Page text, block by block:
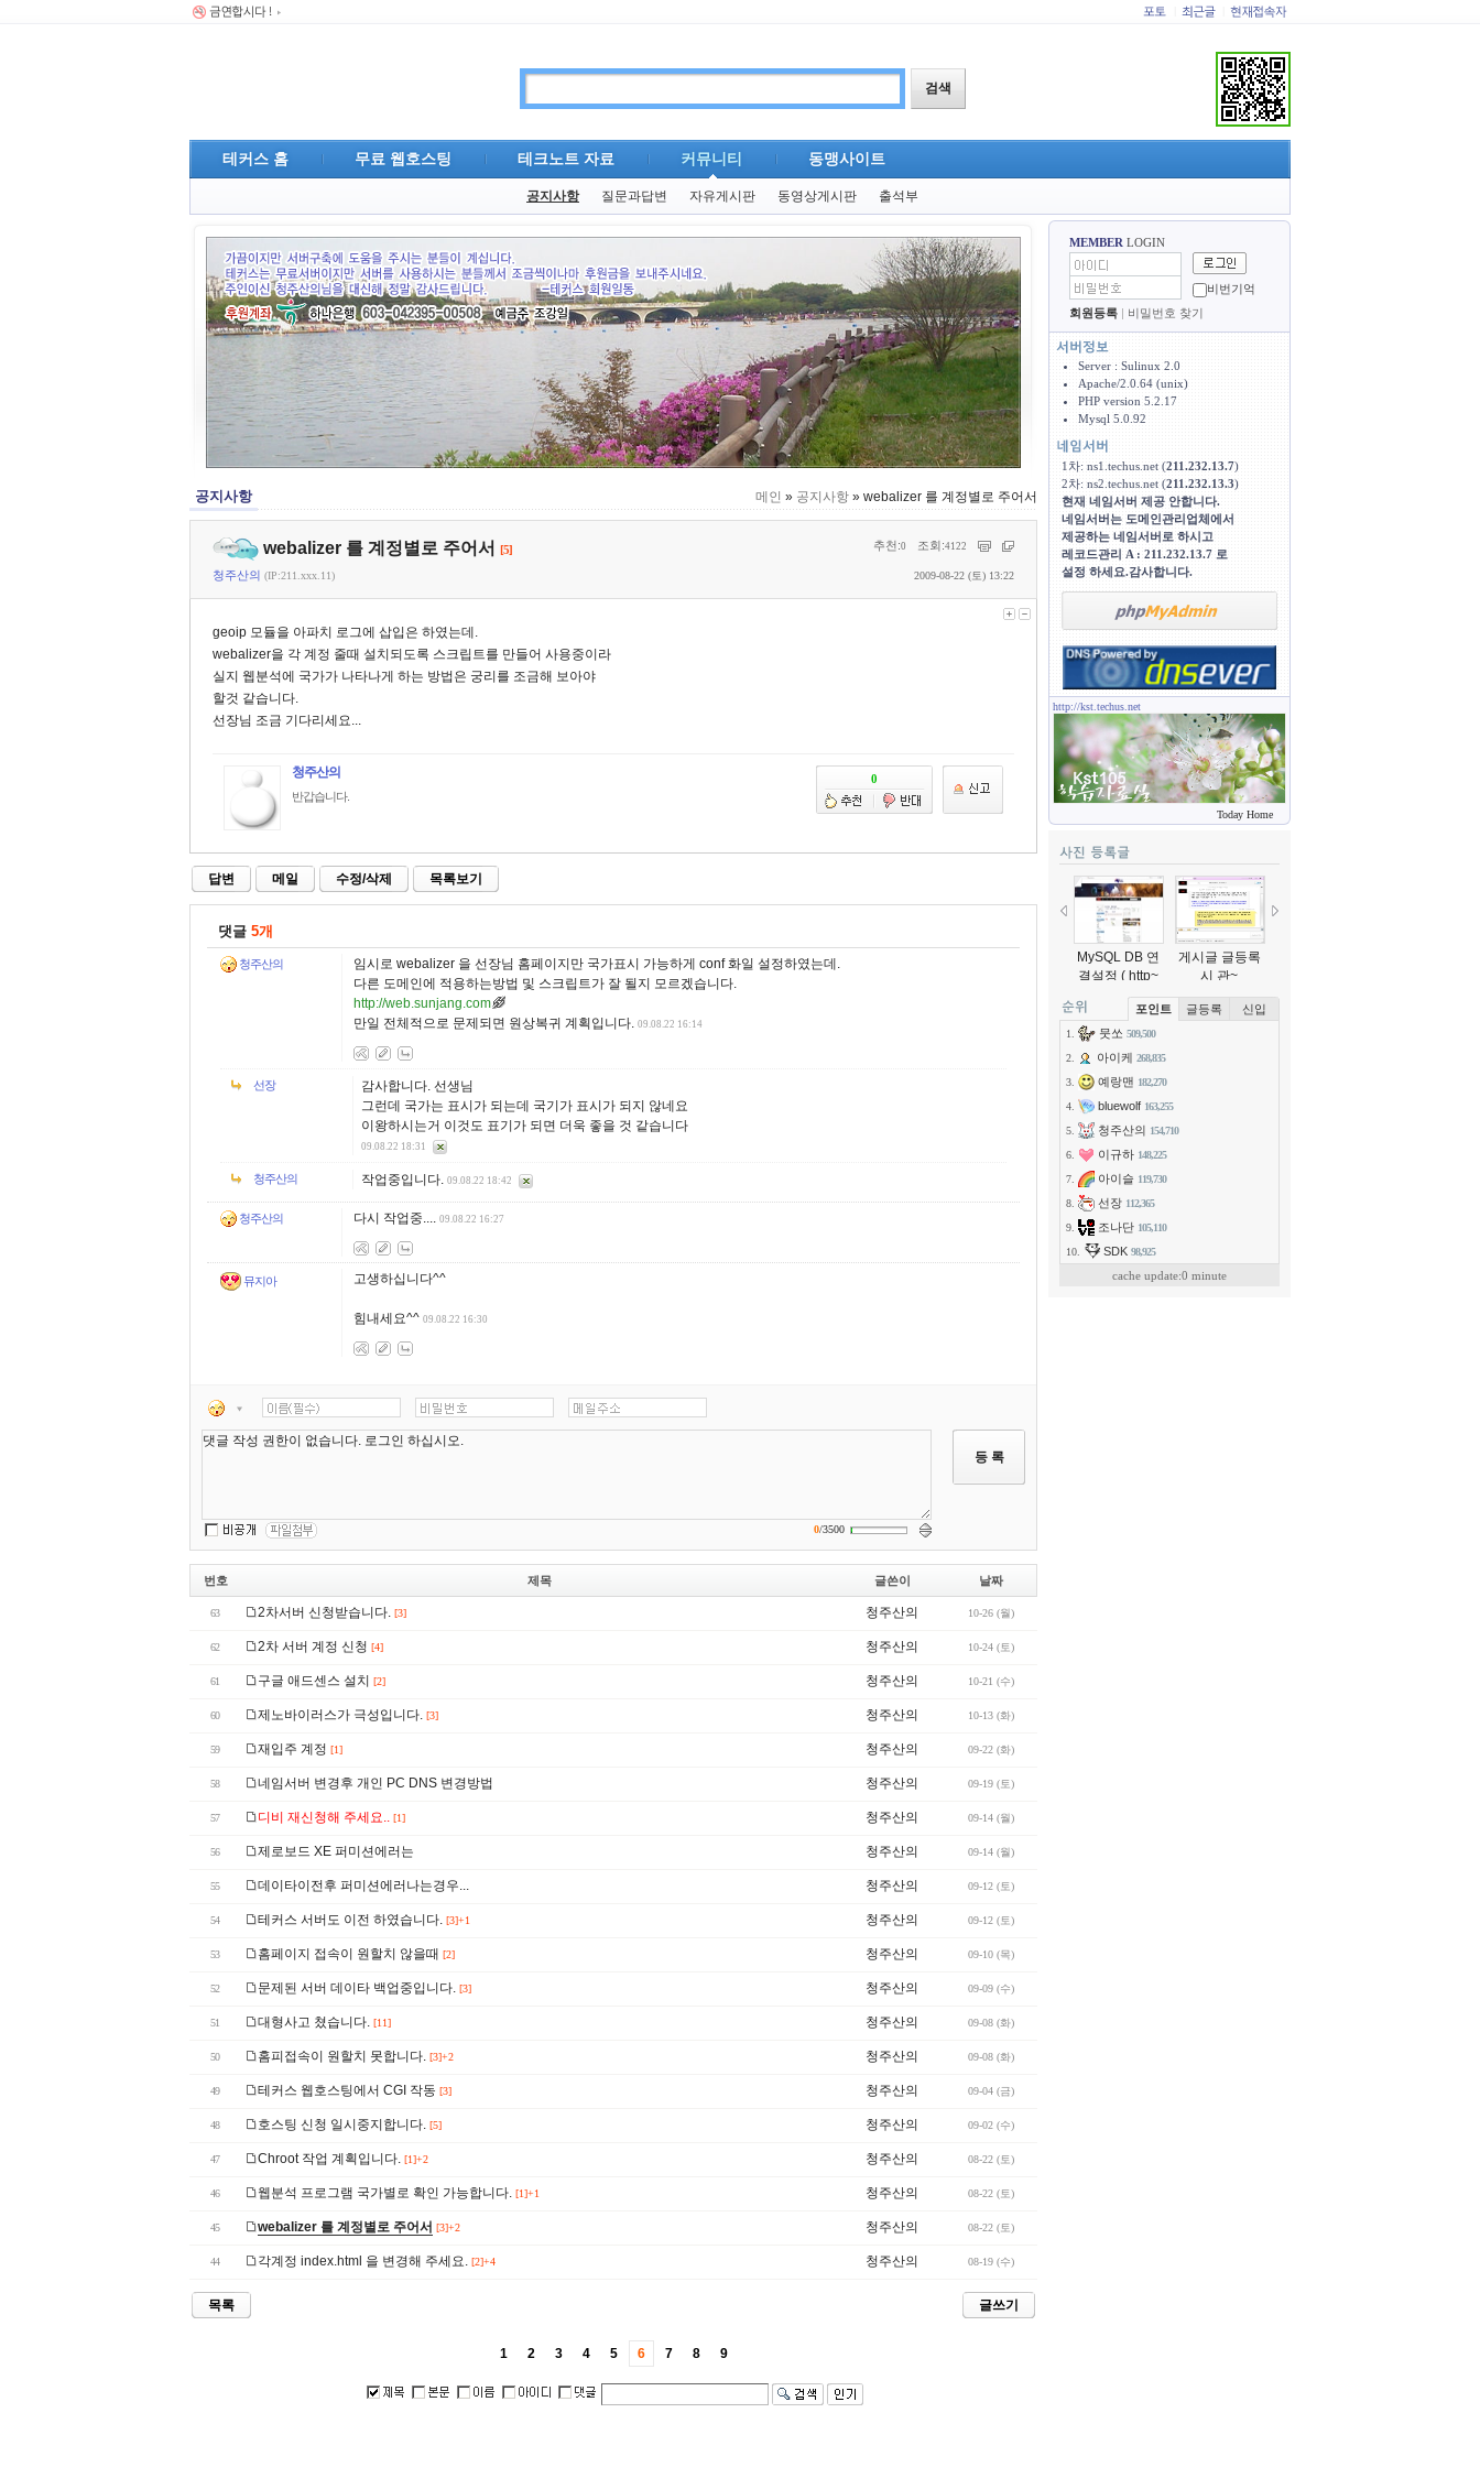
테커스 홈 무료 웹호스팅 테크노트 자료 커뮤니티 동맹사이트
공지사항 질문과답변 자유게시판 동영상게시판 출석부
MEMBER LOGIN
비번기억
회원등록 | 비밀번호 찾기
Server : Sulinux 2.0
Apache/2.0.64 (unix)
PHP version 5.2.17
Mysql 5.0.92
1차: ns1.techus.net (211.232.13.7)
2차: ns2.techus.net (211.232.13.3)
현재 네임서버 제공 안합니다.
네임서버는 도메인관리업체에서
제공하는 네임서버로 하시고
레코드관리 A : 211.232.13.7 로
설정 하세요.감사합니다.
http://kst.techus.net
Today Home
MySQL DB 연
결설정 ( http~
게시글 글등록
시 관~
포인트 글등록 신입
1. 뭇쏘 509,500
2.
아이케 268,835
3.
예랑맨 182,270
4.
bluewolf 163,255
5.
청주산의 154,710
6.
이규하 148,225
7.
아이슬 119,730
8.
선장 112,365
9.
조나단 105,110
10.
SDK 98,925
cache update:0 minute
공지사항 메인 » 공지사항 » webalizer 를 계정별로 주어서
추천:0 조회:4122
webalizer 를 계정별로 주어서 [5]
2009-08-22 (토) 13:22
청주산의 (IP:211.xxx.11)
geoip 모듈을 아파치 로그에 삽입은 하였는데.
webalizer을 각 계정 줄때 설치되도록 스크립트를 만들어 사용중이라
실지 웹분석에 국가가 나타나게 하는 방법은 궁리를 조금해 보아야
할것 같습니다.
선장님 조금 기다리세요...
청주산의
반갑습니다.
답변 메일 수정/삭제 목록보기
댓글 5개
청주산의
임시로 webalizer 을 선장님 홈페이지만 국가표시 가능하게 conf 화일 설정하였는데.
다른 도메인에 적용하는방법 및 스크립트가 잘 될지 모르겠습니다.
http://web.sunjang.com
만일 전체적으로 문제되면 원상복귀 계획입니다. 09.08.22 16:14
선장
감사합니다. 선생님
그런데 국가는 표시가 되는데 국기가 표시가 되지 않네요
이왕하시는거 이것도 표기가 되면 더욱 좋을 것 같습니다
09.08.22 18:31
청주산의 작업중입니다. 09.08.22 18:42
청주산의 다시 작업중.... 09.08.22 16:27
뮤지아 고생하십니다^^
힘내세요^^ 09.08.22 16:30
0/3500
번호 제목 글쓴이 날짜
63 2차서버 신청받습니다. [3] 청주산의 10-26 (월)
62 2차 서버 계정 신청 [4] 청주산의 10-24 (토)
61 구글 애드센스 설치 [2] 청주산의 10-21 (수)
60 제노바이러스가 극성입니다. [3] 청주산의 10-13 (화)
59 재입주 계정 [1] 청주산의 09-22 (화)
58 네임서버 변경후 개인 PC DNS 변경방법 청주산의 09-19 (토)
57 디비 재신청해 주세요.. [1] 청주산의 09-14 (월)
56 제로보드 XE 퍼미션에러는 청주산의 09-14 (월)
55 데이타이전후 퍼미션에러나는경우... 청주산의 09-12 (토)
54 테커스 서버도 이전 하였습니다. [3]+1 청주산의 09-12 (토)
53 홈페이지 접속이 원할치 않을때 [2] 청주산의 09-10 (목)
52 문제된 서버 데이타 백업중입니다. [3] 청주산의 09-09 (수)
51 대형사고 쳤습니다. [11] 청주산의 09-08 (화)
50 홈피접속이 원할치 못합니다. [3]+2 청주산의 09-08 (화)
49 테커스 웹호스팅에서 CGI 작동 [3] 청주산의 09-04 (금)
48 호스팅 신청 일시중지합니다. [5] 청주산의 09-02 (수)
47 Chroot 작업 계획입니다. [1]+2 청주산의 08-22 (토)
46 웹분석 프로그램 국가별로 확인 가능합니다. [1]+1 청주산의 08-22 (토)
45 webalizer 를 계정별로 주어서 [3]+2 청주산의 08-22 (토)
44 각계정 index.html 을 변경해 주세요. [2]+4 청주산의 08-19 (수)
목록 글쓰기
1 2 3 4 5 6 7 8 9